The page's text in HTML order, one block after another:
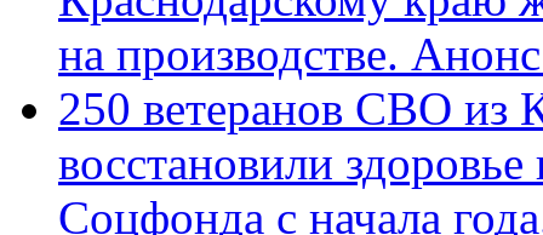
на производстве.
250 ветеранов СВО из
восстановили
Соцфонда с начала